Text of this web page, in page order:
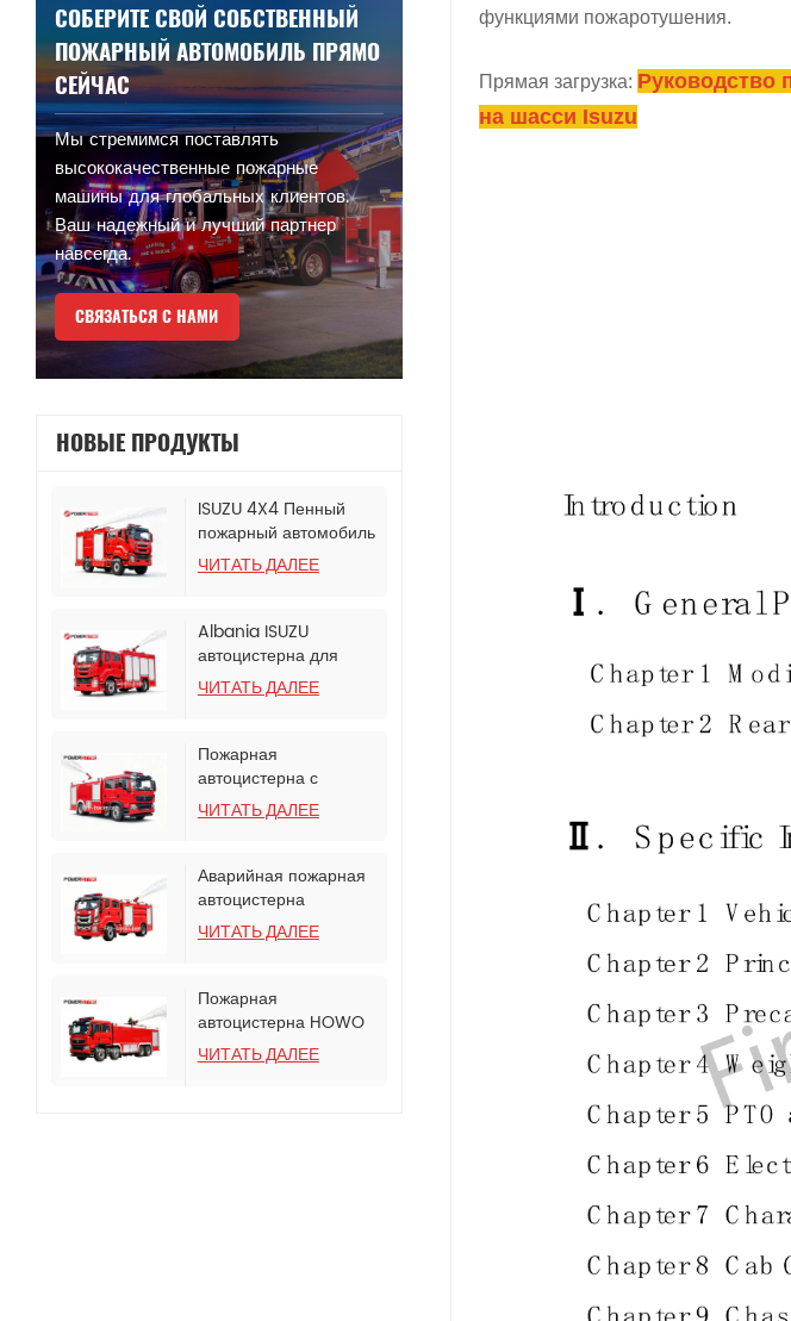
СОБЕРИТЕ СВОЙ СОБСТВЕННЫЙ
ПОЖАРНЫЙ АВТОМОБИЛЬ ПРЯМО
СЕЙЧАС
Мы стремимся поставлять
высококачественные пожарные
машины для глобальных клиентов.
Ваш надежный и лучший партнер
навсегда.
СВЯЗАТЬСЯ С НАМИ
НОВЫЕ ПРОДУКТЫ
ISUZU 4X4 Пенный
пожарный автомобиль
для полицейского
управления
ЧИТАТЬ ДАЛЕЕ
Albania ISUZU
автоцистерна для
тушения пожаров
пеной
ЧИТАТЬ ДАЛЕЕ
Пожарная
автоцистерна с
пенным баком на
шасси SINOTRUK
ЧИТАТЬ ДАЛЕЕ
Аварийная пожарная
автоцистерна
Powerstar Isuzu
мощностью 240 л.с.
ЧИТАТЬ ДАЛЕЕ
Пожарная
автоцистерна HOWO
TX с пожарным
насосом CB10/120
ЧИТАТЬ ДАЛЕЕ
функциями пожаротушения.
Прямая загрузка: Руководство
на шасси Isuzu